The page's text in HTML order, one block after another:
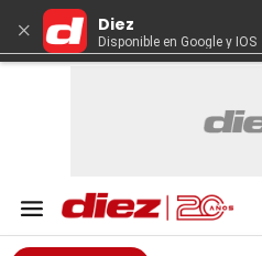
× Diez
Disponible en Google y IOS